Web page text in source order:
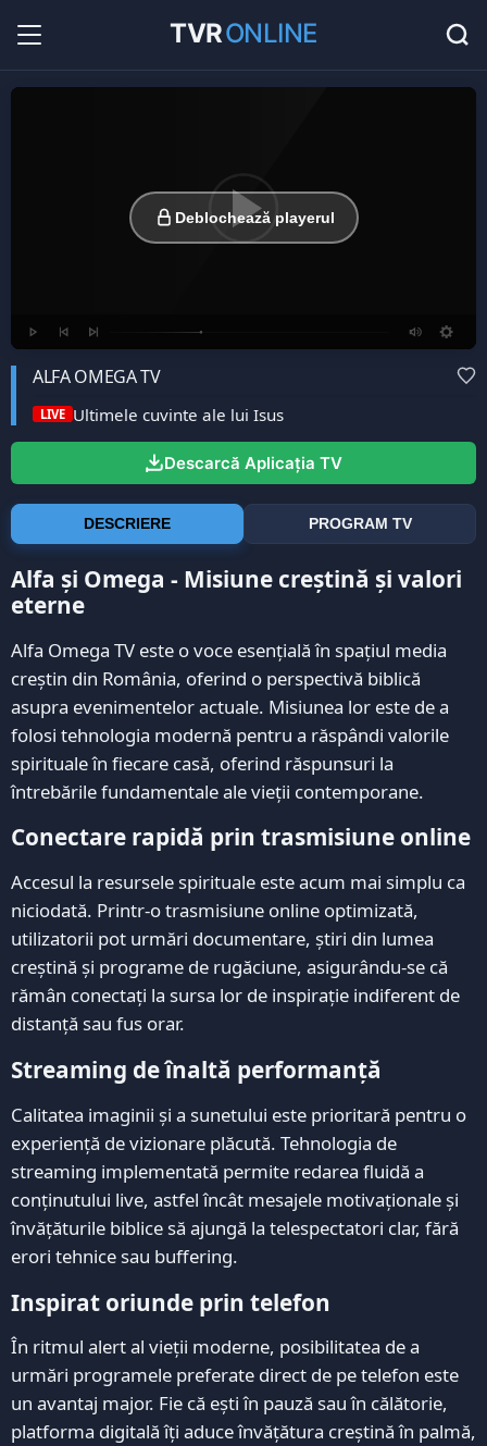
TVRONLINE 36
Deblochează playerul
ALFA OMEGA TV
LIVE Ultimele cuvinte ale lui Isus
Descarcă Aplicația TV
DESCRIERE PROGRAM TV
Alfa și Omega - Misiune creștină și valori
eterne
Alfa Omega TV este o voce esențială în spațiul media
creștin din România, oferind o perspectivă biblică
asupra evenimentelor actuale. Misiunea lor este de a
folosi tehnologia modernă pentru a răspândi valorile
spirituale în fiecare casă, oferind răspunsuri la
întrebările fundamentale ale vieții contemporane.
Conectare rapidă prin trasmisiune online
Accesul la resursele spirituale este acum mai simplu ca
niciodată. Printr-o trasmisiune online optimizată,
utilizatorii pot urmări documentare, știri din lumea
creștină și programe de rugăciune, asigurându-se că
rămân conectați la sursa lor de inspirație indiferent de
distanță sau fus orar.
Streaming de înaltă performanță
Calitatea imaginii și a sunetului este prioritară pentru o
experiență de vizionare plăcută. Tehnologia de
streaming implementată permite redarea fluidă a
conținutului live, astfel încât mesajele motivaționale și
învățăturile biblice să ajungă la telespectatori clar, fără
erori tehnice sau buffering.
Inspirat oriunde prin telefon
În ritmul alert al vieții moderne, posibilitatea de a
urmări programele preferate direct de pe telefon este
un avantaj major. Fie că ești în pauză sau în călătorie,
platforma digitală îți aduce învățătura creștină în palmă,